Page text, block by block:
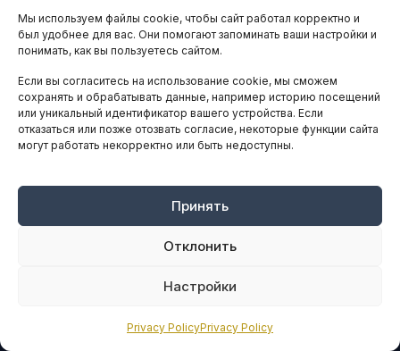
Мы используем файлы cookie, чтобы сайт работал корректно и
был удобнее для вас. Они помогают запоминать ваши настройки и
понимать, как вы пользуетесь сайтом.
Если вы согласитесь на использование cookie, мы сможем
сохранять и обрабатывать данные, например историю посещений
или уникальный идентификатор вашего устройства. Если
отказаться или позже отозвать согласие, некоторые функции сайта
могут работать некорректно или быть недоступны.
Принять
Отклонить
Настройки
Privacy PolicyPrivacy Policy
ТЕХНОЛОГИИ И ИННОВАЦИИ
Стартапы и исследования
Остальные новости
ДЕЛОВОЕ СООБЩЕСТВО
Бизнес-клубы и ассоциации
АНАЛИТИКА И СТАТИСТИКА